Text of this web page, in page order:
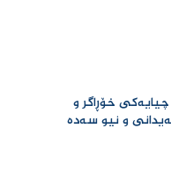
خۆڕاگر و
و نیو سەدە